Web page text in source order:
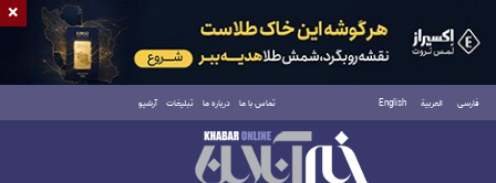
فارسی العربية English تماس با ما درباره ما تبلیغات آرشیو
شنبه ۱۷ مرداد ۱۴۰۵
×